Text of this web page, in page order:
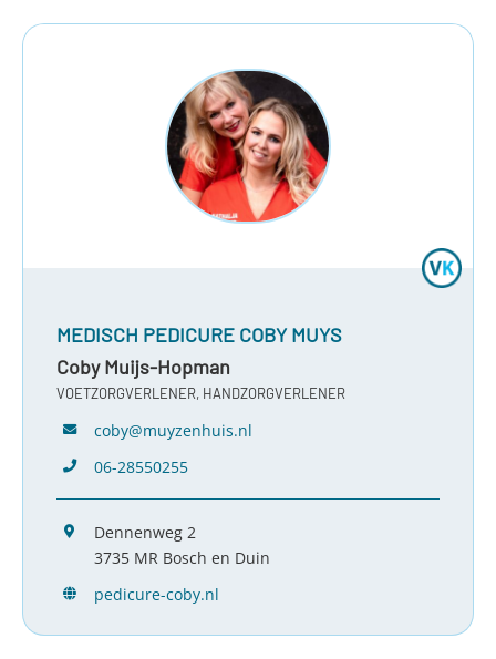
MEDISCH PEDICURE COBY MUYS
Coby Muijs-Hopman
VOETZORGVERLENER, HANDZORGVERLENER
coby@muyzenhuis.nl
06-28550255
Dennenweg 2
3735 MR Bosch en Duin
pedicure-coby.nl